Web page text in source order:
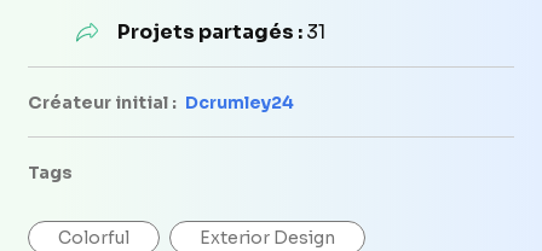
Projets partagés :31
Créateur initial : Dcrumley24
Tags
Colorful Exterior Design